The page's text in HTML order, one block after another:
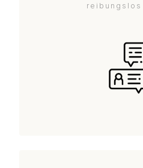
reibungslos